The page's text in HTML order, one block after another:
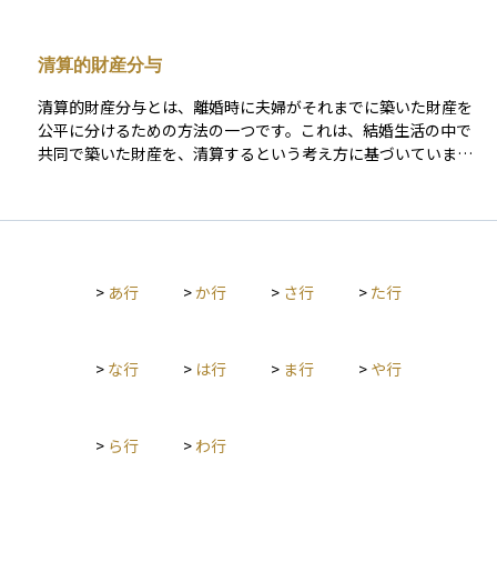
与においても、「婚姻期間が20年以上の配偶者」に対しては贈
与税の特例（配偶者控除）が適用され、居住用不動産やその購
入資金の贈与に関して、2,000万円までが非課税となる制度があ
ります。 資産運用やライフプランを考える際にも、婚姻期間は
将来の保障や財産設計に影響する要素であり、配偶者間での財
清算的財産分与
清算的財産分与とは、離婚時に夫婦がそれまでに築いた財産を
公平に分けるための方法の一つです。これは、結婚生活の中で
共同で築いた財産を、清算するという考え方に基づいていま
し、各自に適切な割合で分配することを目的としています。分
常含まれません。あくまで「清算的」という言葉が示すよう
> あ行 >か行 > さ行 > た行
> な行 > は行 > ま行 > や行
> ら行 > わ行